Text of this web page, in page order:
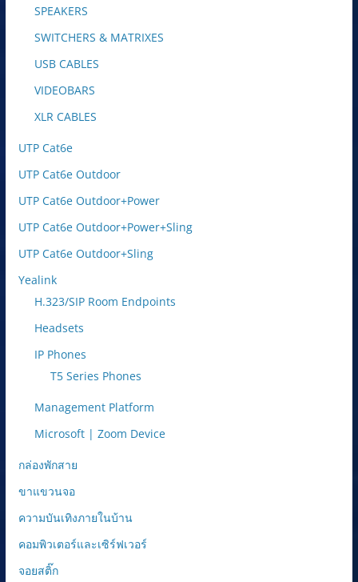
SPEAKERS
SWITCHERS & MATRIXES
USB CABLES
VIDEOBARS
XLR CABLES
UTP Cat6e
UTP Cat6e Outdoor
UTP Cat6e Outdoor+Power
UTP Cat6e Outdoor+Power+Sling
UTP Cat6e Outdoor+Sling
Yealink
H.323/SIP Room Endpoints
Headsets
IP Phones
T5 Series Phones
Management Platform
Microsoft | Zoom Device
กล่องพักสาย
ขาแขวนจอ
ความบันเทิงภายในบ้าน
คอมพิวเตอร์และเซิร์ฟเวอร์
จอยสติ๊ก